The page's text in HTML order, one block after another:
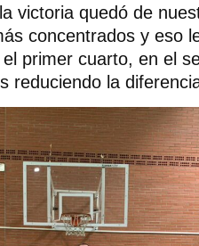
victoria quedó de
concentrados y eso
primer cuarto, en el
reduciendo la